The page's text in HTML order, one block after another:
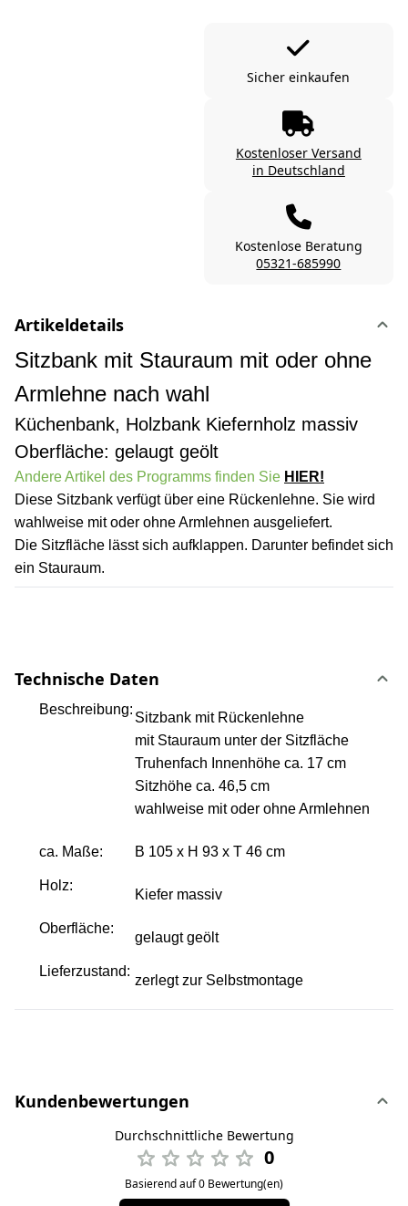
Sicher einkaufen
Kostenloser Versand
in Deutschland
Kostenlose Beratung
05321-685990
Artikeldetails
Sitzbank mit Stauraum mit oder ohne
Armlehne nach wahl
Küchenbank, Holzbank Kiefernholz massiv
Oberfläche: gelaugt geölt
Andere Artikel des Programms finden Sie HIER!
Diese Sitzbank verfügt über eine Rückenlehne. Sie wird
wahlweise mit oder ohne Armlehnen ausgeliefert.
Die Sitzfläche lässt sich aufklappen. Darunter befindet sich
ein Stauraum.
Technische Daten
Beschreibung:
Sitzbank mit Rückenlehne
mit Stauraum unter der Sitzfläche
Truhenfach Innenhöhe ca. 17 cm
Sitzhöhe ca. 46,5 cm
wahlweise mit oder ohne Armlehnen
ca. Maße: B 105 x H 93 x T 46 cm
Holz:
Kiefer massiv
Oberfläche:
gelaugt geölt
Lieferzustand:
zerlegt zur Selbstmontage
Kundenbewertungen
Durchschnittliche Bewertung
0
Basierend auf 0 Bewertung(en)